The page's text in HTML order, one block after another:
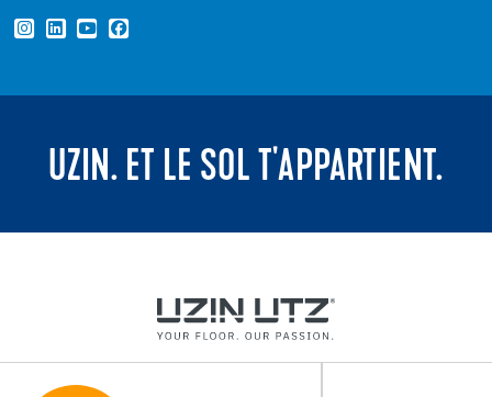
UZIN. ET LE SOL T'APPARTIENT.